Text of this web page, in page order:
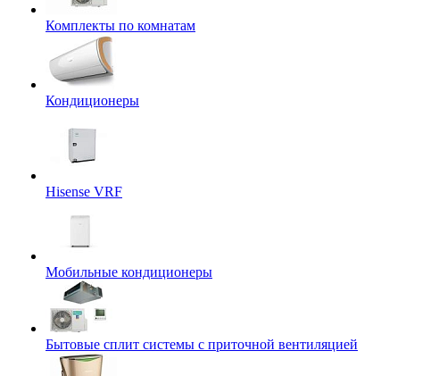
Комплекты по комнатам
Кондиционеры
Hisense VRF
Мобильные кондиционеры
Бытовые сплит системы с приточной вентиляцией